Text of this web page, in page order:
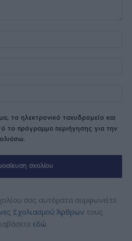
το ηλεκτρονικό ταχυδρομείο και
το πρόγραμμα περιήγησης για την
σας αυτόματα συμφωνείτε
Σχολιασμού Άρθρων τους
εδώ.